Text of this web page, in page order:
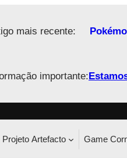
mais recente:
importante:
Projeto Artefacto Game